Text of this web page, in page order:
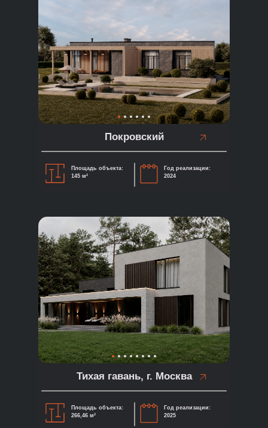
Тихая гавань, г. Москва
Год реализации:
2025
Площадь объекта:
266,46 м²
Покровский
Год реализации:
2024
Площадь объекта:
145 м²